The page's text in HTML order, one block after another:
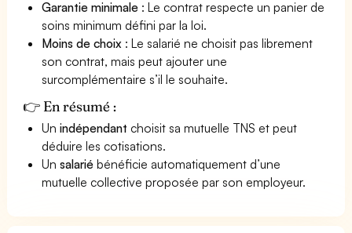
Garantie minimale : Le contrat respecte un panier de
soins minimum défini par la loi.
Moins de choix : Le salarié ne choisit pas librement
son contrat, mais peut ajouter une
surcomplémentaire s’il le souhaite.
👉 En résumé :
Unindépendant choisit sa mutuelle TNS et peut
déduire les cotisations.
Unsalarié bénéficie automatiquement d’une
mutuelle collective proposée par son employeur.